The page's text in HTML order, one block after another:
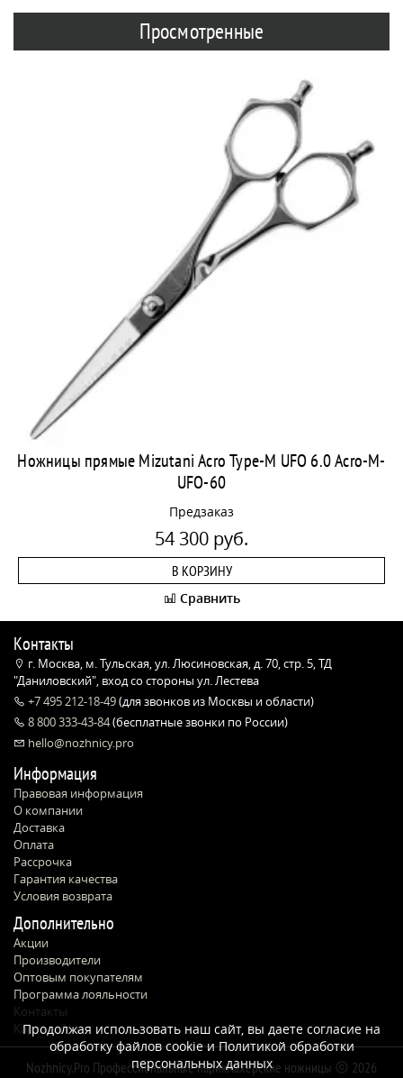
Просмотренные
Ножницы прямые Mizutani Acro Type-M UFO 6.0 Acro-M-
UFO-60
Предзаказ
54 300 руб.
В КОРЗИНУ
Сравнить
Контакты
г. Москва, м. Тульская, ул. Люсиновская, д. 70, стр. 5, ТД
"Даниловский", вход со стороны ул. Лестева
+7 495 212-18-49(для звонков из Москвы и области)
8 800 333-43-84(бесплатные звонки по России)
hello@nozhnicy.pro
Информация
Правовая информация
О компании
Доставка
Оплата
Рассрочка
Гарантия качества
Условия возврата
Дополнительно
Акции
Производители
Оптовым покупателям
Программа лояльности
Контакты
Карта сайта
Nozhnicy.Pro Профессиональные парикмахерские ножницы 2026
Продолжая использовать наш сайт, вы даете согласие на
обработку файлов cookie иПолитикой обработки
персональных данных